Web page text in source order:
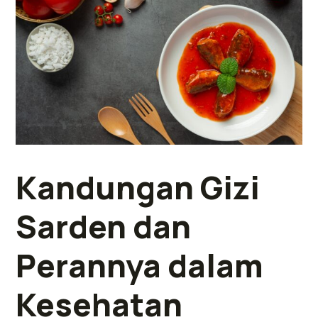
Kandungan Gizi
Sarden dan
Perannya dalam
Kesehatan